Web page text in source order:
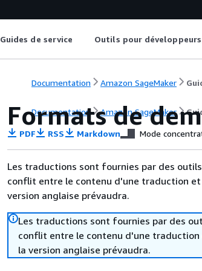
Guides de service Outils pour développeurs
Documentation Amazon SageMaker
Documentation Amazon SageMaker
Formats de
PDF RSS Markdown Mode
Les traductions sont fournies par des
conflit entre le contenu d'une traduction
version anglaise prévaudra.
Les traductions sont fournies par des
conflit entre le contenu d'une
la version anglaise prévaudra.